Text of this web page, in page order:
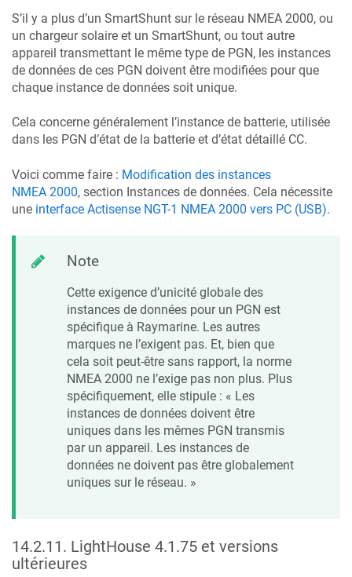
S’il y a plus d’un SmartShunt sur le réseau NMEA 2000, ou
un chargeur solaire et un SmartShunt, ou tout autre
appareil transmettant le même type de PGN, les instances
de données de ces PGN doivent être modifiées pour que
chaque instance de données soit unique.
Cela concerne généralement l’instance de batterie, utilisée
dans les PGN d’état de la batterie et d’état détaillé CC.
Voici comme faire : Modification des instances
NMEA 2000, section Instances de données. Cela nécessite
une interface Actisense NGT-1 NMEA 2000 vers PC (USB).
Note
Cette exigence d’unicité globale des
instances de données pour un PGN est
spécifique à Raymarine. Les autres
marques ne l’exigent pas. Et, bien que
cela soit peut-être sans rapport, la norme
NMEA 2000 ne l’exige pas non plus. Plus
spécifiquement, elle stipule : « Les
instances de données doivent être
uniques dans les mêmes PGN transmis
par un appareil. Les instances de
données ne doivent pas être globalement
uniques sur le réseau. »
14.2.11 . LightHouse 4.1.75 et versions
ultérieures